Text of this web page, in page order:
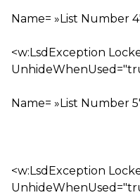
Name= »List Number
<w:LsdException
Name= »List Number
<w:LsdException